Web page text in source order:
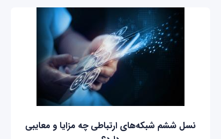
نسل ششم شبکه‌های ارتباطی چه مزایا و معایبی